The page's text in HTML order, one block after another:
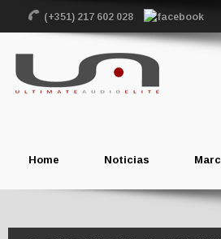
(+351) 217 602 028
Home Noticias